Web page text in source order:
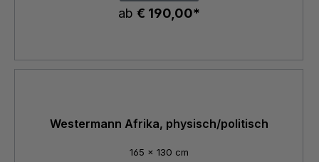
ab € 190,00*
Westermann Afrika, physisch/politisch
165 x 130 cm